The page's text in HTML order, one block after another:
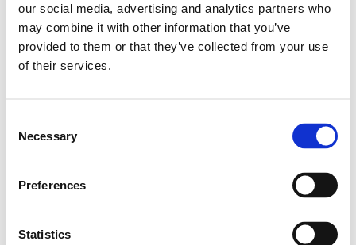
our social media, advertising and analytics partners who
may combine it with other information that you’ve
provided to them or that they’ve collected from your use
of their services.
Selection
Necessary
Preferences
Statistics
les Hautes Ecoles Belges et étrangères. Une foule de
techniques et de matériaux leur seront proposé : encre de
chine, gravure, collage, peinture, aquarelle, fusain, pastels,
sculpture… L’accent est mis sur la créativité, l’enthousiasme
détendue et agréable. L’apprentissage est axé vers
l’expression personnelle qui permet d’être en connexion
Your children will be guided by professionaly trainend